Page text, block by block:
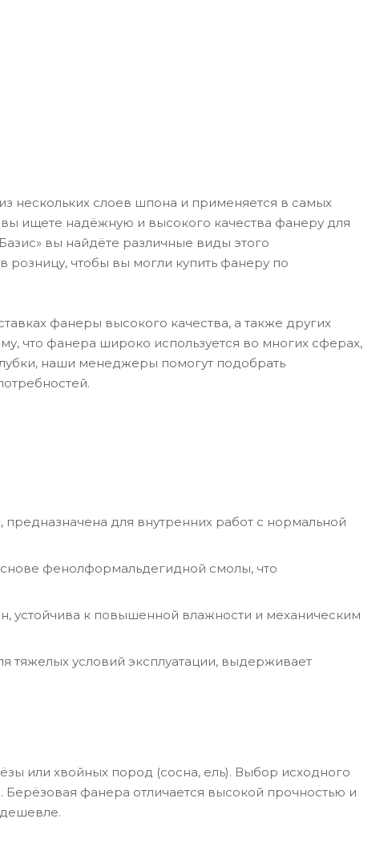
нескольких слоев шпона и применяется в самых
вы ищете надёжную и высокого качества фанеру для
вы найдёте различные виды этого
чтобы вы могли купить фанеру по
фанеры высокого качества, а также других
что фанера широко используется во многих сферах,
наши менеджеры помогут подобрать
для внутренних работ с нормальной
фенолформальдегидной смолы, что
устойчива к повышенной влажности и механическим
тяжелых условий эксплуатации, выдерживает
или хвойных пород (сосна, ель). Выбор исходного
Берёзовая фанера отличается высокой прочностью и